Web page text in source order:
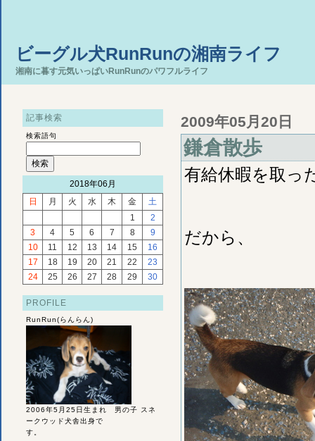
ビーグル犬RunRunの湘南ライフ
湘南に暮す元気いっぱいRunRunのパワフルライフ
記事検索
検索語句
2018年06月
日
月 火 水 木 金
土
1
2
3
4 5 6 7 8
9
10
11 12 13 14 15
16
17
18 19 20 21 22
23
24
25 26 27 28 29 30
PROFILE
RunRun(らんらん)
2006年5月25日生まれ 男の子 スネ
ークウッド犬舎出身で
す。
2009年05月20日
鎌倉散歩
有給休暇を取っ
だから、